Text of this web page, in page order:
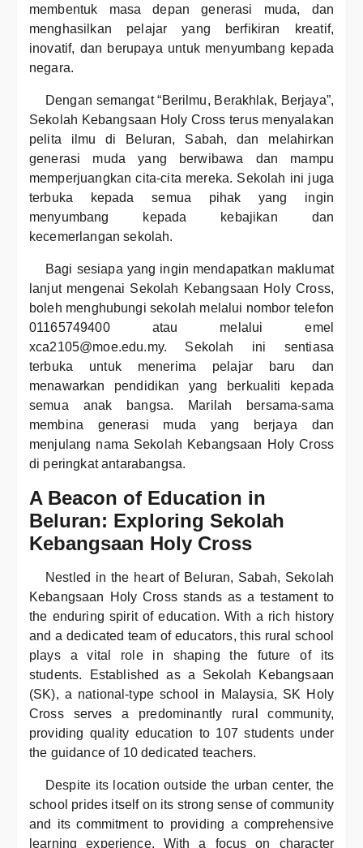
membentuk masa depan generasi muda, dan
menghasilkan pelajar yang berfikiran kreatif,
inovatif, dan berupaya untuk menyumbang kepada
negara.
Dengan semangat “Berilmu, Berakhlak, Berjaya”,
Sekolah Kebangsaan Holy Cross terus menyalakan
pelita ilmu di Beluran, Sabah, dan melahirkan
generasi muda yang berwibawa dan mampu
memperjuangkan cita-cita mereka. Sekolah ini juga
terbuka kepada semua pihak yang ingin
menyumbang kepada kebajikan dan
kecemerlangan sekolah.
Bagi sesiapa yang ingin mendapatkan maklumat
lanjut mengenai Sekolah Kebangsaan Holy Cross,
boleh menghubungi sekolah melalui nombor telefon
01165749400 atau melalui emel
xca2105@moe.edu.my. Sekolah ini sentiasa
terbuka untuk menerima pelajar baru dan
menawarkan pendidikan yang berkualiti kepada
semua anak bangsa. Marilah bersama-sama
membina generasi muda yang berjaya dan
menjulang nama Sekolah Kebangsaan Holy Cross
di peringkat antarabangsa.
A Beacon of Education in
Beluran: Exploring Sekolah
Kebangsaan Holy Cross
Nestled in the heart of Beluran, Sabah, Sekolah
Kebangsaan Holy Cross stands as a testament to
the enduring spirit of education. With a rich history
and a dedicated team of educators, this rural school
plays a vital role in shaping the future of its
students. Established as a Sekolah Kebangsaan
(SK), a national-type school in Malaysia, SK Holy
Cross serves a predominantly rural community,
providing quality education to 107 students under
the guidance of 10 dedicated teachers.
Despite its location outside the urban center, the
school prides itself on its strong sense of community
and its commitment to providing a comprehensive
learning experience. With a focus on character